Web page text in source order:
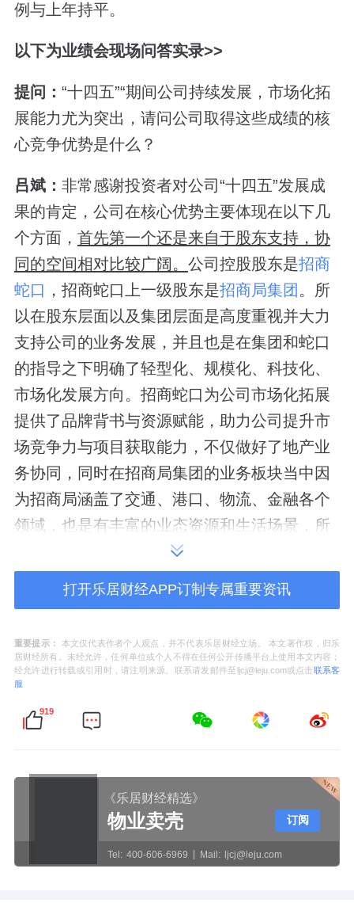
例与上年持平。
以下为业绩会现场问答实录>>
提问： “十四五”“期间公司持续发展，市场化拓
展能力尤为突出，请问公司取得这些成绩的核
心竞争优势是什么？
吕斌： 非常感谢投资者对公司“十四五”发展成
果的肯定，公司在核心优势主要体现在以下几
个方面， 首先第一个还是来自于股东支持，协
同的空间相对比较广阔。 公司控股股东是招商
蛇口 ，招商蛇口上一级股东是招商局集团 。所
以在股东层面以及集团层面是高度重视并大力
支持公司的业务发展，并且也是在集团和蛇口
的指导之下明确了轻型化、规模化、科技化、
市场化发展方向。招商蛇口为公司市场化拓展
提供了品牌背书与资源赋能，助力公司提升市
场竞争力与项目获取能力，不仅做好了地产业
务协同，同时在招商局集团的业务板块当中因
为招商局涵盖了交通、港口、物流、金融各个
领域，也是有丰富的业态资源和生活场景，所
以通过深化内部协同也持续为招商积余业务打
开了增量空间，并为公司市场化发展提供了坚
实的支撑。
第二，本身招商积余我们自身也有一套成熟的
市场化机制，企业文化深厚。在2019年吸收合
中的一家企业，我们通过强强联合方式，在第
第三，更加注重服务品质，坚持品牌深耕
，招
商积余和其他传统物业企业不同的是我们有
70%以上是非住客户，非住客户这些服务综合
性要求更高，所以我们也是在非住赛道上开辟
打开乐居财经APP订制专属重要资讯
重要提示：
本文仅代表作者个人观点，并不代表乐居财经立场。 本文著作权，归乐
居财经所有。未经允许，任何单位或个人不得在任何公开传播平台上使用本文内容；
经允许进行转载或引用时，请注明来源。联系请发邮件至ljcj@leju.com或点击联系客
服
919
《乐居财经精选》
物业卖壳
Tel: 400-606-6969 Mail: ljcj@leju.com
订阅